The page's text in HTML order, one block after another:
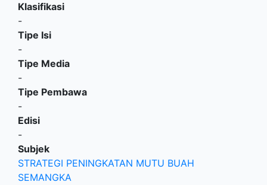
Klasifikasi
-
Tipe Isi
-
Tipe Media
-
Tipe Pembawa
-
Edisi
-
Subjek
STRATEGI PENINGKATAN MUTU BUAH
SEMANGKA